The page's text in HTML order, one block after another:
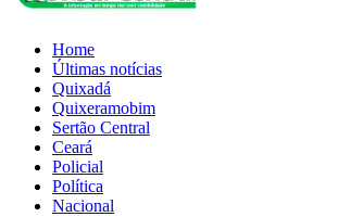
Home
Últimas notícias
Quixadá
Quixeramobim
Sertão Central
Ceará
Policial
Política
Nacional